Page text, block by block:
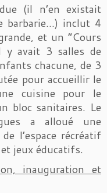
(il n’en existait
barbarie…) inclut 4
et un “Cours
y avait 3 salles de
chacune, de 3
pour accueillir le
cuisine pour le
bloc sanitaires. Le
a alloué une
l’espace récréatif
jeux éducatifs.
inauguration et